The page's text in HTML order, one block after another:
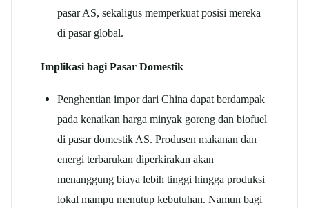
pasar AS, sekaligus memperkuat posisi mereka
di pasar global.
Implikasi bagi Pasar Domestik
Penghentian impor dari China dapat berdampak
pada kenaikan harga minyak goreng dan biofuel
di pasar domestik AS. Produsen makanan dan
energi terbarukan diperkirakan akan
menanggung biaya lebih tinggi hingga produksi
lokal mampu menutup kebutuhan. Namun bagi